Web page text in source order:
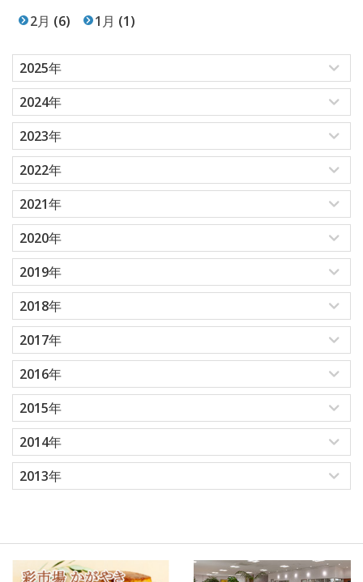
2月 (6) 1月 (1)
2025年
2024年
2023年
2022年
2021年
2020年
2019年
2018年
2017年
2016年
2015年
2014年
2013年